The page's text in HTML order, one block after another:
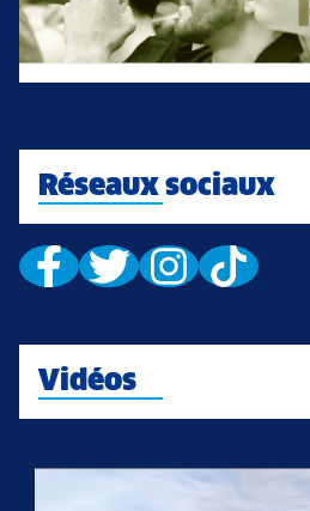
Réseaux sociaux
Vidéos